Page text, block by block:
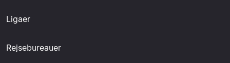
Ligaer
Rejsebureauer